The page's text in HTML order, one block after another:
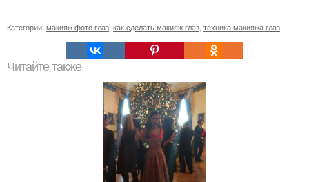
Категории: макияж фото глаз как сделать макияж глаз техника макияжа глаз
Читайте также